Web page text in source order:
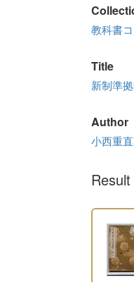
教科書
Title
新制準
Author
小西重